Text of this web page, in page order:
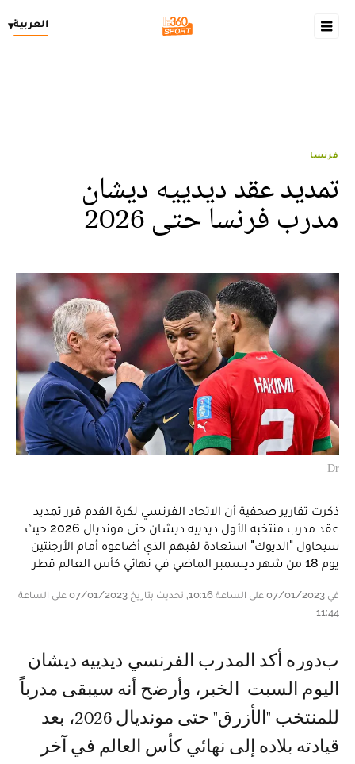
العربية▾
فرنسا
تمديد عقد ديدييه ديشان
مدرب فرنسا حتى 2026
Dr
ذكرت تقارير صحفية أن الاتحاد الفرنسي لكرة القدم قرر تمديد
عقد مدرب منتخبه الأول ديدييه ديشان حتى مونديال 2026 حيث
سيحاول "الديوك" استعادة لقبهم الذي أضاعوه أمام الأرجنتين
يوم 18 من شهر ديسمبر الماضي في نهائي كأس العالم قطر
في 07/01/2023 على الساعة 10:16, تحديث بتاريخ 07/01/2023 على الساعة
11:44
بدوره أكد المدرب الفرنسي ديدييه ديشان
اليوم السبت الخبر، وأرضح أنه سيبقى مدرباً
للمنتخب "الأزرق" حتى مونديال 2026، بعد
قيادته بلاده إلى نهائي كأس العالم في آخر